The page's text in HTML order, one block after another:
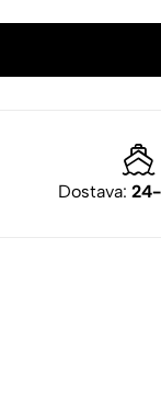
Dostava: